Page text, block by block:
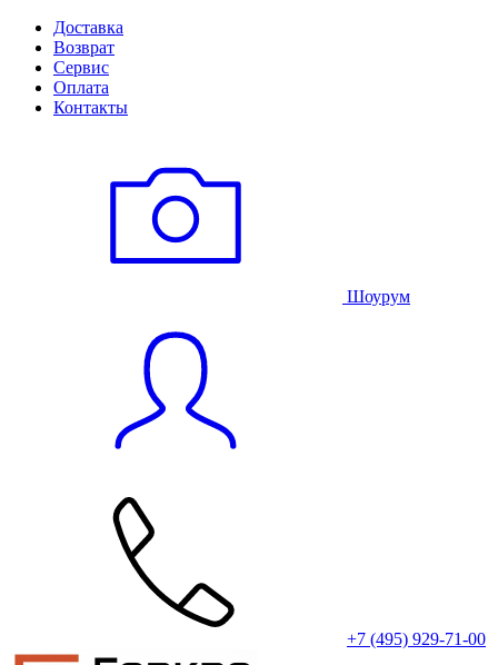
Доставка
Возврат
Сервис
Оплата
Контакты
Шоурум
+7 (495) 929-71-00